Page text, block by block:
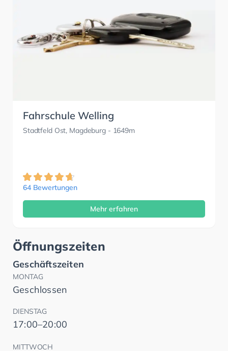
Fahrschule Welling
Stadtfeld Ost, Magdeburg- 1649m
64 Bewertungen
Mehr erfahren
Öffnungszeiten
Geschäftszeiten
MONTAG
Geschlossen
DIENSTAG
17:00–20:00
MITTWOCH